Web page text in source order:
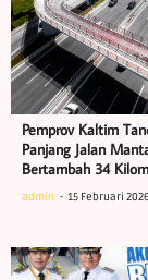
Pemprov Kaltim
Panjang Jalan
Bertambah 34
admin 15 Februari 2026